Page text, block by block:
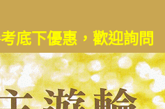
底下優惠，歡迎詢問